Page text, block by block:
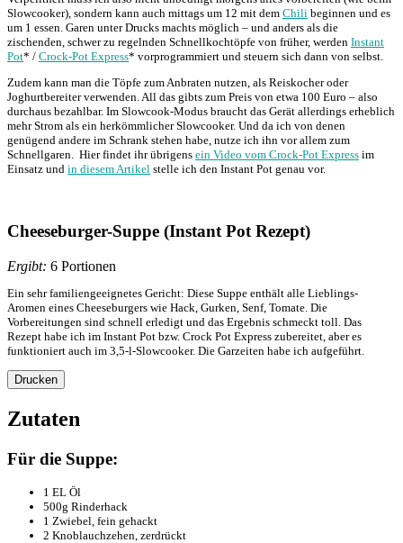
Slowcooker), sondern kann auch mittags um 12 mit dem Chili beginnen und es
um 1 essen. Garen unter Drucks machts möglich – und anders als die
zischenden, schwer zu regelnden Schnellkochtöpfe von früher, werden Instant
Pot* / Crock-Pot Express* vorprogrammiert und steuern sich dann von selbst.
Zudem kann man die Töpfe zum Anbraten nutzen, als Reiskocher oder
Joghurtbereiter verwenden. All das gibts zum Preis von etwa 100 Euro – also
durchaus bezahlbar. Im Slowcook-Modus braucht das Gerät allerdings erheblich
mehr Strom als ein herkömmlicher Slowcooker. Und da ich von denen
genügend andere im Schrank stehen habe, nutze ich ihn vor allem zum
Schnellgaren. Hier findet ihr übrigens ein Video vom Crock-Pot Express im
Einsatz und in diesem Artikel stelle ich den Instant Pot genau vor.
Cheeseburger-Suppe (Instant Pot Rezept)
Ergibt: 6 Portionen
Ein sehr familiengeeignetes Gericht: Diese Suppe enthält alle Lieblings-
Aromen eines Cheeseburgers wie Hack, Gurken, Senf, Tomate. Die
Vorbereitungen sind schnell erledigt und das Ergebnis schmeckt toll. Das
Rezept habe ich im Instant Pot bzw. Crock Pot Express zubereitet, aber es
funktioniert auch im 3,5-l-Slowcooker. Die Garzeiten habe ich aufgeführt.
Drucken
Zutaten
Für die Suppe:
1 EL Öl
500g Rinderhack
1 Zwiebel, fein gehackt
2 Knoblauchzehen, zerdrückt